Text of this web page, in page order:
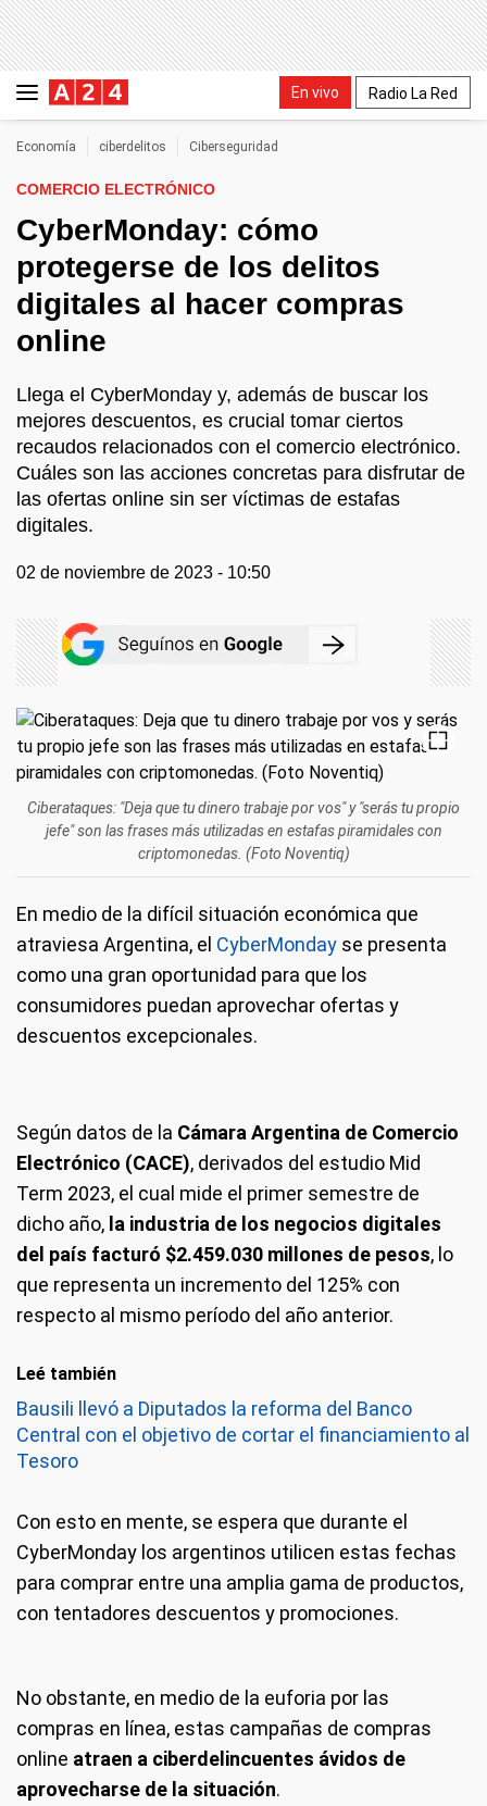
En vivo Radio La Red
Economía ciberdelitos Ciberseguridad
COMERCIO ELECTRÓNICO
CyberMonday: cómo
protegerse de los delitos
digitales al hacer compras
online
Llega el CyberMonday y, además de buscar los
mejores descuentos, es crucial tomar ciertos
recaudos relacionados con el comercio electrónico.
Cuáles son las acciones concretas para disfrutar de
las ofertas online sin ser víctimas de estafas
digitales.
02 de noviembre de 2023 - 10:50
Ciberataques: "Deja que tu dinero trabaje por vos" y "serás tu propio
jefe" son las frases más utilizadas en estafas piramidales con
criptomonedas. (Foto Noventiq)
En medio de la difícil situación económica que
atraviesa Argentina, el CyberMonday se presenta
como una gran oportunidad para que los
consumidores puedan aprovechar ofertas y
descuentos excepcionales.
Según datos de la Cámara Argentina de Comercio
Electrónico (CACE), derivados del estudio Mid
Term 2023, el cual mide el primer semestre de
dicho año, la industria de los negocios digitales
del país facturó $2.459.030 millones de pesos, lo
que representa un incremento del 125% con
respecto al mismo período del año anterior.
Leé también
Bausili llevó a Diputados la reforma del Banco
Central con el objetivo de cortar el financiamiento al
Tesoro
Con esto en mente, se espera que durante el
CyberMonday los argentinos utilicen estas fechas
para comprar entre una amplia gama de productos,
con tentadores descuentos y promociones.
No obstante, en medio de la euforia por las
compras en línea, estas campañas de compras
online atraen a ciberdelincuentes ávidos de
aprovecharse de la situación.